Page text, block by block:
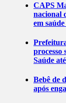
CAPS
nacional
em
processo
Saúde
Bebê de
após